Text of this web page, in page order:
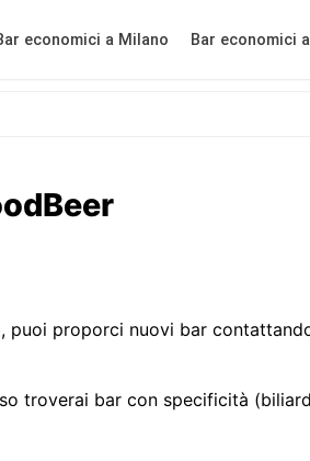
economici a Milano Bar economici
puoi proporci nuovi bar
troverai bar con specificità